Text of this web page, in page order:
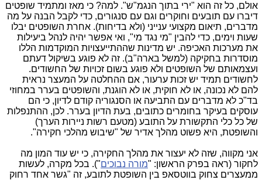
אולם, כל זה הוא "ירי בתוך הנגמ"ש". למה? כי מאז ומתמיד שופטים
דיברו עם תובעים וחוקרים וגם עם סנגורים, כדי לקבל הבנה על מה
מדברים, תיאום מקצועי ענייני (ולא בדיחות). אחרת השופטים יבלו
שעות וימים, כדי להבין "מי נגד מי", ואי אפשר יהיה לנהל ביעילות
את מערכות האכיפה. יש מדינות שההתייעצויות המוקדמות הללו
מוסדרות בחקיקה (למשל בארה"ב). זה לא פוגע בשיקול דעתם
ועצמאותם של השופטים ולא פוגע בשום זכויות של החשודים.
לחשודים תמיד יש זכות ערעור, אם ההחלטה על המעצר נראית
להם לא נכונה, או לא חוקית, או לא הוגנת, והשופטים בערר במחוזי
בד"כ לא מדברים עם התביעה או הסנגוריה קודם לדיון, כי הם
עוסקים בעיקר בחומרים כתובים, בעת הדיון בערר. לכן, ההתנפלות
של כל כלי התקשורת על התובע (מטעם רשות ניירות הערך)
והשופטת, היא פשוט מהלך אדיר של "שיבוש מהלכי חקירה".
אני מקווה, שזה לא יעצור את מהלך החקירה, כי יש עוד המון מה
לחקור (ראה בפרק הראשון: "מורה נבוכים"). בכל מקרה, לעשות
ממעצרים צחוק בווטסאפ בין השופטת לתובע, זה "גשר אחד רחוק